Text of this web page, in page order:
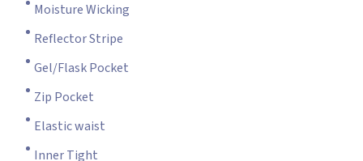
Moisture Wicking
Reflector Stripe
Gel/Flask Pocket
Zip Pocket
Elastic waist
Inner Tight